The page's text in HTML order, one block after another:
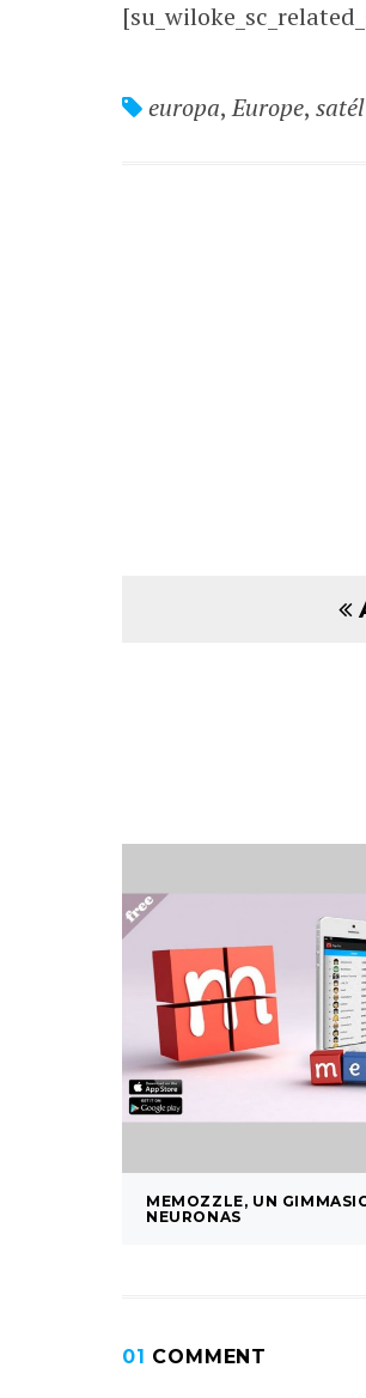
europa,Europe,
MEMOZZLE, UN
NEURONAS
01 COMMENT